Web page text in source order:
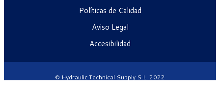
Políticas de Calidad
Aviso Legal
Accesibilidad
© Hydraulic Technical Supply S.L. 2022